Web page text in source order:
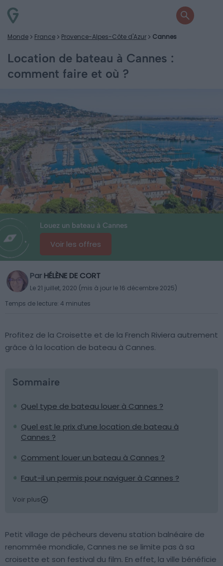
Monde France Provence-Alpes-Côte d'Azur Cannes
Location de bateau à Cannes :
comment faire et où ?
Louez un bateau à Cannes
Voir les offres
Par HÉLÈNE DE CORT
Le 21 juillet, 2020 (mis à jour le 16 décembre 2025)
Temps de lecture: 4 minutes
Profitez de la Croisette et de la French Riviera autrement
grâce à la location de bateau à Cannes.
Sommaire
Quel type de bateau louer à Cannes ?
Quel est le prix d’une location de bateau à
Cannes ?
Comment louer un bateau à Cannes ?
Faut-il un permis pour naviguer à Cannes ?
Voir plus
Petit village de pêcheurs devenu station balnéaire de
renommée mondiale, Cannes ne se limite pas à sa
croisette et son festival du film. En effet, la ville bénéficie